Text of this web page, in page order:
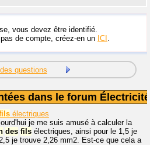
vous devez être identifié.
de compte, créez-en un ICI
des questions
dans le forum Électricité
électriques
je me suis amusé à calculer la
des fils électriques, ainsi pour le 1,5 je
je trouve 2,26 mm2. Est-ce que cela a